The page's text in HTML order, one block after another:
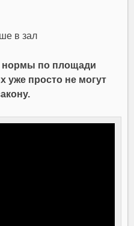
в зал
нормы по площади
уже просто не могут